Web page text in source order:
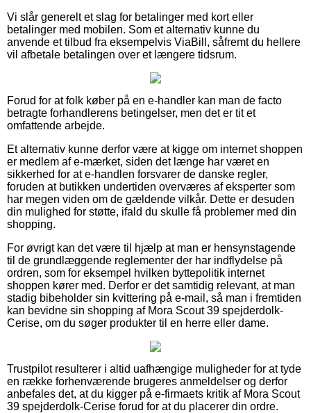
Vi slår generelt et slag for betalinger med kort eller
betalinger med mobilen. Som et alternativ kunne du
anvende et tilbud fra eksempelvis ViaBill, såfremt du hellere
vil afbetale betalingen over et længere tidsrum.
Forud for at folk køber på en e-handler kan man de facto
betragte forhandlerens betingelser, men det er tit et
omfattende arbejde.
Et alternativ kunne derfor være at kigge om internet shoppen
er medlem af e-mærket, siden det længe har været en
sikkerhed for at e-handlen forsvarer de danske regler,
foruden at butikken undertiden overværes af eksperter som
har megen viden om de gældende vilkår. Dette er desuden
din mulighed for støtte, ifald du skulle få problemer med din
shopping.
For øvrigt kan det være til hjælp at man er hensynstagende
til de grundlæggende reglementer der har indflydelse på
ordren, som for eksempel hvilken byttepolitik internet
shoppen kører med. Derfor er det samtidig relevant, at man
stadig bibeholder sin kvittering på e-mail, så man i fremtiden
kan bevidne sin shopping af Mora Scout 39 spejderdolk-
Cerise, om du søger produkter til en herre eller dame.
Trustpilot resulterer i altid uafhængige muligheder for at tyde
en række forhenværende brugeres anmeldelser og derfor
anbefales det, at du kigger på e-firmaets kritik af Mora Scout
39 spejderdolk-Cerise forud for at du placerer din ordre.